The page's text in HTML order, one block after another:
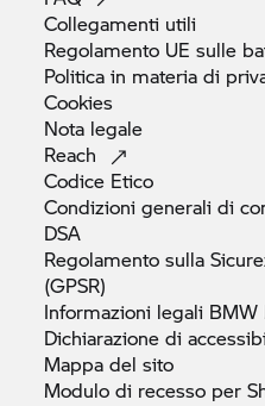
Collegamenti utili
Regolamento UE sulle
Politica in materia di
Cookies
Nota legale
Reach
Codice Etico
Condizioni generali di
DSA
Regolamento sulla
(GPSR)
Informazioni legali BMW
Dichiarazione di
Mappa delsito
Modulo di recesso per